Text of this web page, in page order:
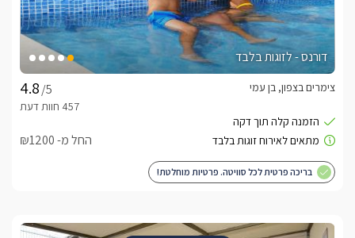
דורנס - לזוגות בלבד
/5
צימרים בצפון, בן עמי
החל מ- ₪1200
בריכה פרטית לכל סוויטה. פרטיות מוחלטת!